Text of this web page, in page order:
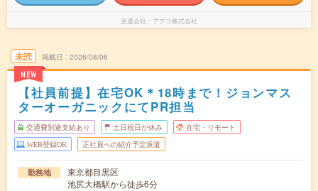
派遣会社 アデコ株式会社
未読
NEW
掲載日 2026/08/06
【社員前提】在宅OK＊18時まで！ジョンマス
ターオーガニックにてPR担当
交通費別途支給あり 土日祝日が休み 在宅・リモート
WEB登録OK 正社員への紹介予定派遣
勤務地
東京都目黒区
池尻大橋駅から徒歩6分